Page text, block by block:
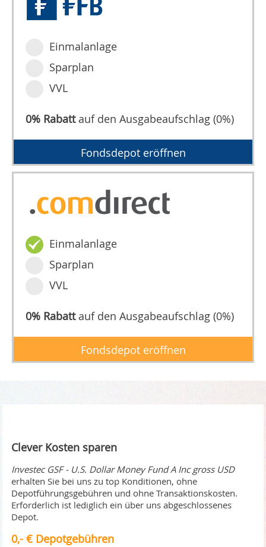
Einmalanlage
Sparplan
VVL
0% Rabattauf den Ausgabeaufschlag (0%)
Fondsdepot eröffnen
Einmalanlage
Sparplan
VVL
0% Rabattauf den Ausgabeaufschlag (0%)
Fondsdepot eröffnen
Clever Kosten sparen
Investec GSF - U.S. Dollar Money Fund A Inc gross USD
erhalten Sie bei uns zu top Konditionen, ohne
Depotführungsgebühren und ohne Transaktionskosten.
Erforderlich ist lediglich ein über uns abgeschlossenes
Depot.
0,- € Depotgebühren